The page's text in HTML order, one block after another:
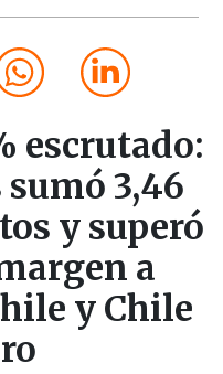
escrutado:
3,46
y superó
a
y Chile